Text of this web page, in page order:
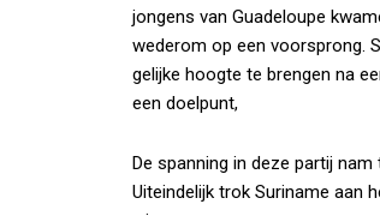
jongens van Guadeloupe
wederom op een voorsprong.
gelijke hoogte te brengen na
een doelpunt,
De spanning in deze partij
Uiteindelijk trok Suriname aan